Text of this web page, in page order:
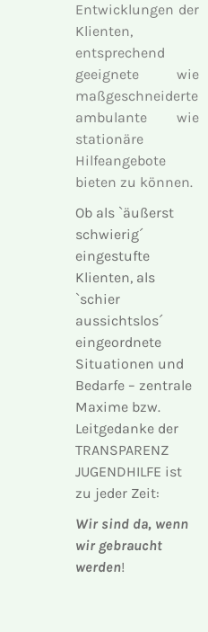
Entwicklungen der
Klienten,
entsprechend
geeignete wie
maßgeschneiderte
ambulante wie
stationäre
Hilfeangebote
bieten zu können.
Ob als `äußerst
schwierig´
eingestufte
Klienten, als
`schier
aussichtslos´
eingeordnete
Situationen und
Bedarfe – zentrale
Maxime bzw.
Leitgedanke der
TRANSPARENZ
JUGENDHILFE ist
zu jeder Zeit:
Wir sind da, wenn
wir gebraucht
werden!